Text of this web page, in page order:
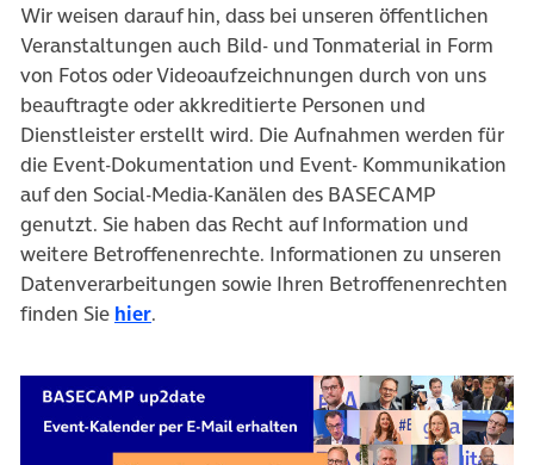
Wir weisen darauf hin, dass bei unseren öffentlichen
Veranstaltungen auch Bild- und Tonmaterial in Form
von Fotos oder Videoaufzeichnungen durch von uns
beauftragte oder akkreditierte Personen und
Dienstleister erstellt wird. Die Aufnahmen werden für
die Event-Dokumentation und Event- Kommunikation
auf den Social-Media-Kanälen des BASECAMP
genutzt. Sie haben das Recht auf Information und
weitere Betroffenenrechte. Informationen zu unseren
Datenverarbeitungen sowie Ihren Betroffenenrechten
finden Sie hier.